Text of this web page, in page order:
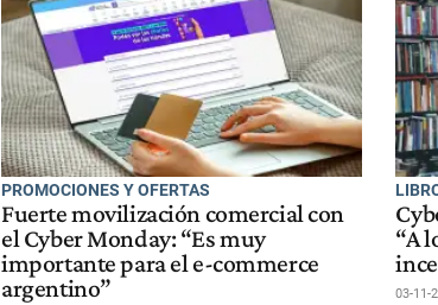
PROMOCIONES Y OFERTAS
Fuerte movilización comercial con
el Cyber Monday: “Es muy
importante para el e-commerce
argentino”
“A
03-11-